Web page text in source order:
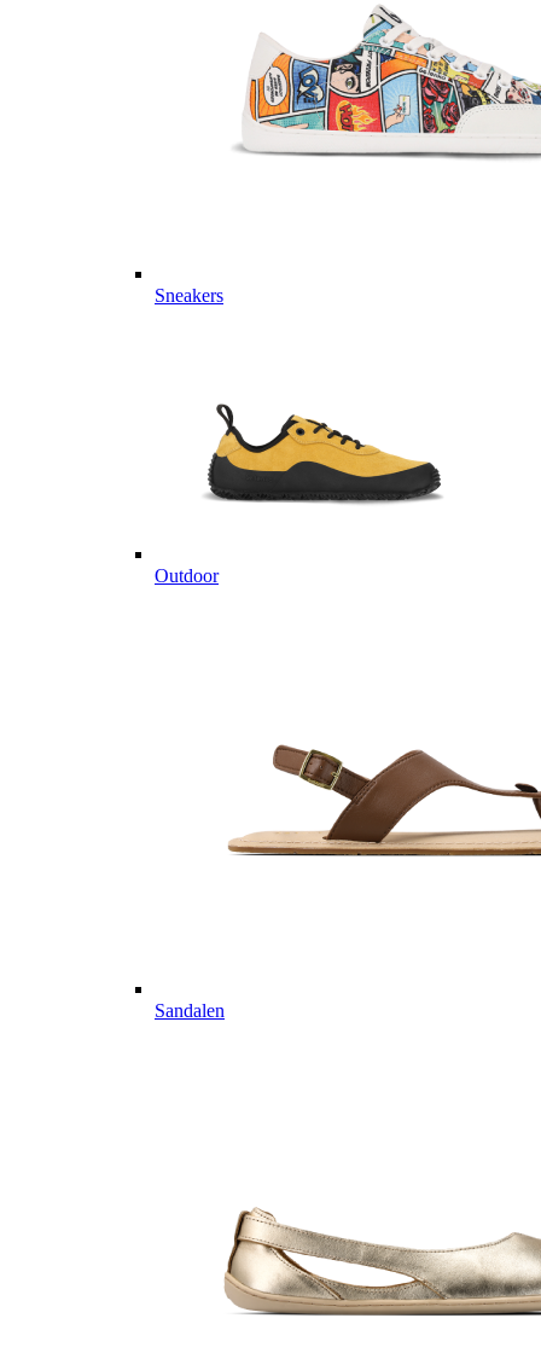
Sneakers
Outdoor
Sandalen